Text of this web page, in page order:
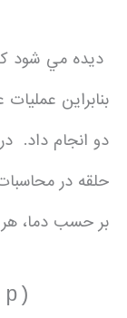
ديده مي شود
بنابراين
دو انجام داد.
حلقه در
بر حسب دما، هر